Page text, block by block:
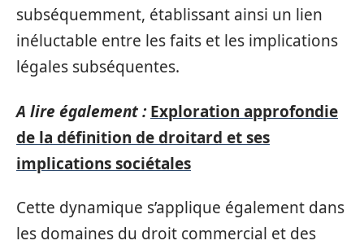
subséquemment, établissant ainsi un lien
inéluctable entre les faits et les implications
légales subséquentes.
A lire également : Exploration approfondie
de la définition de droitard et ses
implications sociétales
Cette dynamique s’applique également dans
les domaines du droit commercial et des